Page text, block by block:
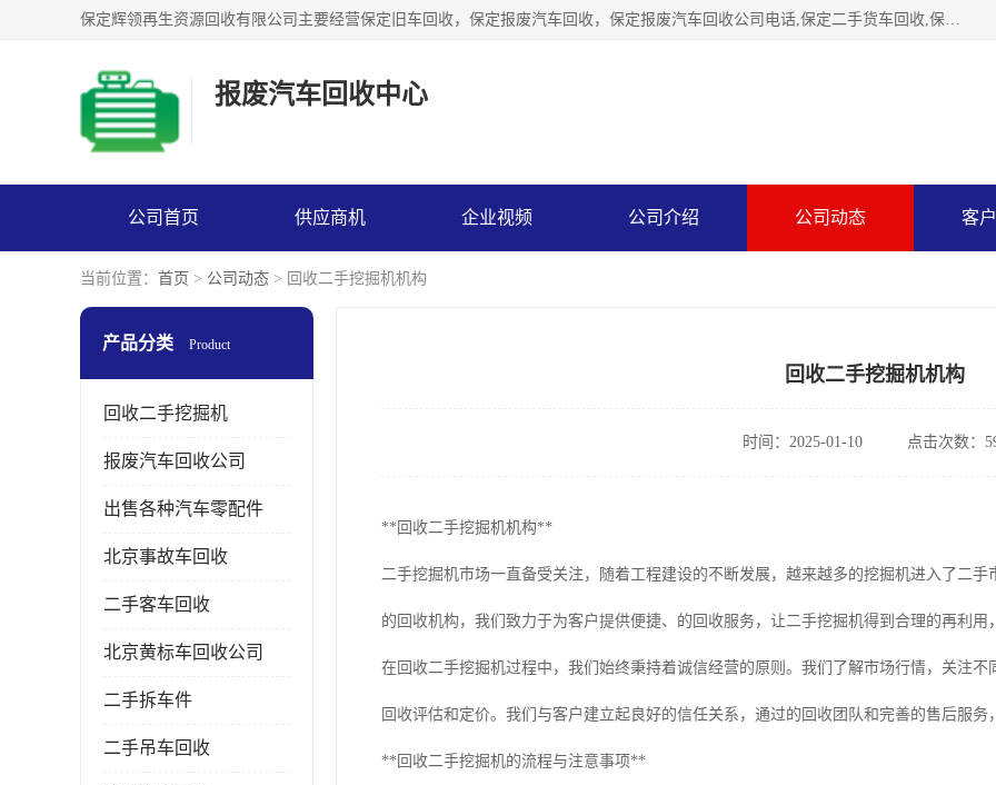
保定辉领再生资源回收有限公司主要经营保定旧车回收，保定报废汽车回收，保定报废汽车回收公司电话,保定二手货车回收,保定黄标车回收, 保定黄标车回收，保定哪里收报废车，保定废旧汽车回收，保定汽车报废手续办理，保定汽车解体厂。将通过采取区域限行促进淘汰、经济补助激励新、加大上路*法处罚、加强达标排放监管等综合措施，对老旧机动车逐步实行末位淘汰，加快老旧机动车淘汰新
报废汽车回收中心
公司首页 供应商机 企业视频 公司介绍 公司动态 客
当前位置： 首页 > 公司动态 > 回收二手挖掘机机构
产品分类 Product
回收二手挖掘机
报废汽车回收公司
出售各种汽车零配件
北京事故车回收
二手客车回收
北京黄标车回收公司
二手拆车件
二手吊车回收
回收二手挖掘机机构
时间：2025-01-10 点击次数：
**回收二手挖掘机机构**
二手挖掘机市场一直备受关注，随着工程建设的不断发展，越来越多的挖掘机进入了二
的回收机构，我们致力于为客户提供便捷、的回收服务，让二手挖掘机得到合理的再利用
在回收二手挖掘机过程中，我们始终秉持着诚信经营的原则。我们了解市场行情，关注
回收评估和定价。我们与客户建立起良好的信任关系，通过的回收团队和完善的售后服
**回收二手挖掘机的流程与注意事项**